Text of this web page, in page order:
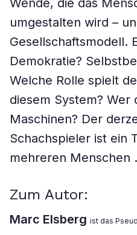
Wende, die das
umgestalten wird –
Gesellschaftsmodell.
Demokratie?
Welche Rolle spielt
diesem System? Wer
Maschinen? Der
Schachspieler ist ein
mehreren Menschen
Zum Autor:
Marc Elsberg ist das